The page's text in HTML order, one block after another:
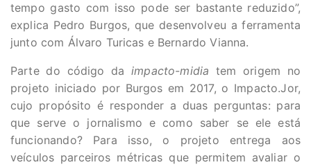
tempo gasto com isso pode ser bastante reduzido”,
explica Pedro Burgos, que desenvolveu a ferramenta
junto com Álvaro Turicas e Bernardo Vianna.
Parte do código daimpacto-midia tem origem no
projeto iniciado por Burgos em 2017, o Impacto.Jor,
cujo propósito é responder a duas perguntas: para
que serve o jornalismo e como saber se ele está
funcionando? Para isso, o projeto entrega aos
veículos parceiros métricas que permitem avaliar o